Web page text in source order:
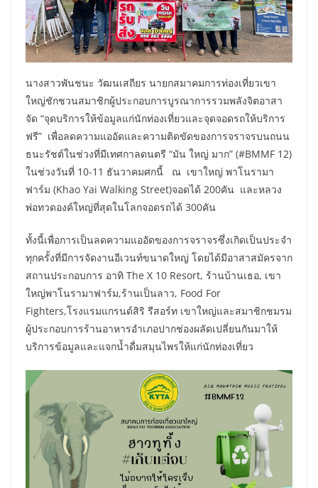
นางสาวพันชนะ วัฒนเสถียร นายกสมาคมการท่องเที่ยวเขา
ใหญ่ชักชวนสมาชิกผู้ประกอบการบูรณาการรวมพลังจิตอาสา
จัด “จุดบริการให้ข้อมูลแก่นักท่องเที่ยวและจุดจอดรถให้บริการ
ฟรี” เพื่อลดความแออัดและความติดขัดของการจราจรบนถนน
ธนะรัชต์ในช่วงที่มีเทศกาลดนตรี “มัน ใหญ่ มาก” (#BMMF 12)
ในช่วงวันที่ 10-11 ธันวาคมศกนี้ ณ เขาใหญ่ พาโนรามา
ฟาร์ม (Khao Yai Walking Street)จอดได้ 200คัน และหลวง
พ่อทวดองค์ใหญ่ที่สุดในโลกจอดรถได้ 300คัน
ทั้งนี้เพื่อการเป็นลดความแออัดของการจราจรซึ่งเกิดเป็นประจำ
ทุกครั้งที่มีการจัดงานอีเวนท์ขนาดใหญ่ โดยได้มีอาสาสมัครจาก
สถานประกอบการ อาทิ The X 10 Resort, ร้านบ้านเธอ, เขา
ใหญ่พาโนรามาฟาร์ม,ร้านเป็นลาว, Food For
Fighters,โรงแรมแกรนด์สิริ รีสอร์ท เขาใหญ่และสมาชิกชมรม
ผู้ประกอบการร้านอาหารอำเภอปากช่องผลัดเปลี่ยนกันมาให้
บริการข้อมูลและแจกน้ำดื่มสมุนไพรให้แก่นักท่องเที่ยว